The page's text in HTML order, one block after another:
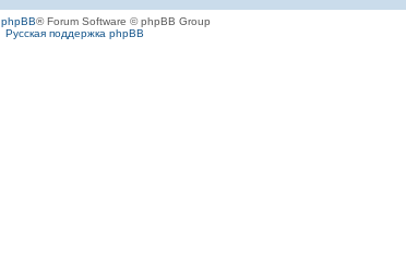
phpBB® Forum Software © phpBB Group
Русская поддержка phpBB